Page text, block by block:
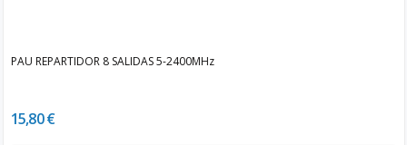
PAU REPARTIDOR 8 SALIDAS 5-2400MHz
15,80 €